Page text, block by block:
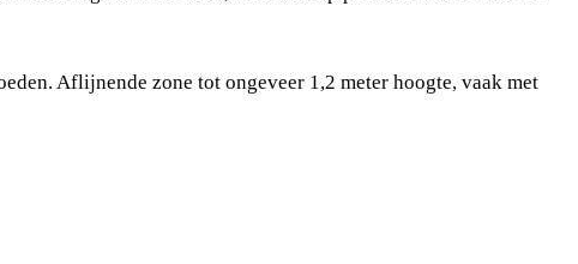
Aflijnende zone tot ongeveer 1,2 meter hoogte, vaak met